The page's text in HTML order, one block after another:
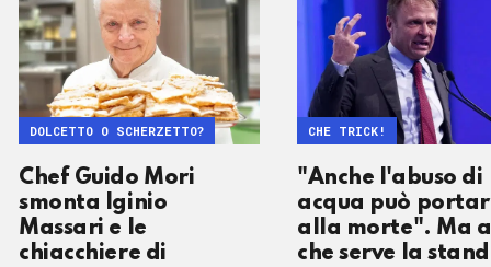
Chef Guido Mori
smonta Iginio
Massari e le
chiacchiere di
DOLCETTO O SCHERZETTO?
"Anche l'abuso di
acqua può
alla morte". Ma a
che serve la
CHE TRICK!